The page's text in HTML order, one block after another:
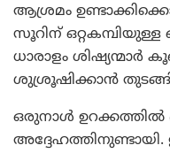
ആശ്രമം
സൂറിന്
ധാരാളം ശിഷ്യന്മാര്‍
ശുശ്രൂഷിക്കാന്‍
ഒരുനാള്‍
അദ്ദേഹത്തിനുണ്ടായി.